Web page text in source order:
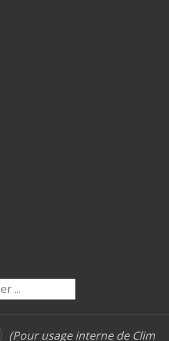
(Pour usage interne de Clim